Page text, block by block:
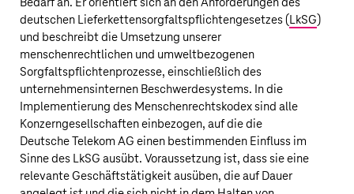
Bedarf an. Er orientiert sich an den Anforderungen des
deutschen Lieferkettensorgfaltspflichtengesetzes ( LkSG)
und beschreibt die Umsetzung unserer
menschenrechtlichen und umweltbezogenen
Sorgfaltspflichtenprozesse, einschließlich des
unternehmensinternen Beschwerdesystems. In die
Implementierung des Menschenrechtskodex sind alle
Konzerngesellschaften einbezogen, auf die die
Deutsche Telekom AG einen bestimmenden Einfluss im
Sinne des LkSG ausübt. Voraussetzung ist, dass sie eine
relevante Geschäftstätigkeit ausüben, die auf Dauer